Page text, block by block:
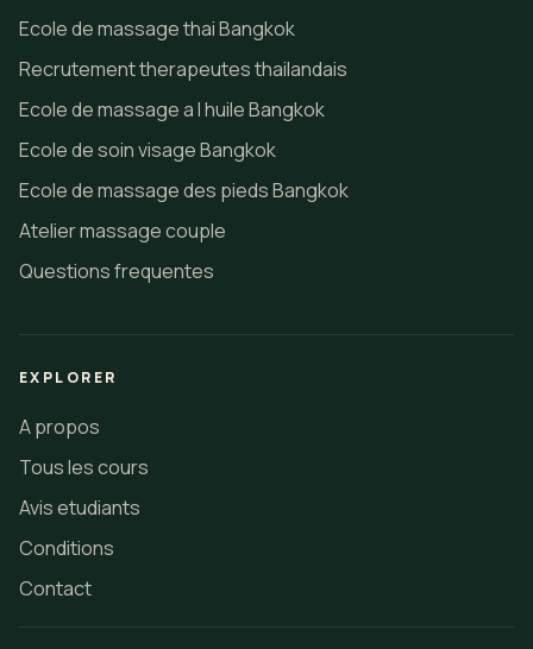
Ecole de massage thai Bangkok
Recrutement therapeutes thailandais
Ecole de massage a l huile Bangkok
Ecole de soin visage Bangkok
Ecole de massage des pieds Bangkok
Atelier massage couple
Questions frequentes
EXPLORER
A propos
Tous les cours
Avis etudiants
Conditions
Contact